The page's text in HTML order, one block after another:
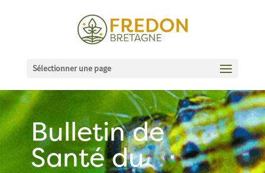
Sélectionner une page
Bulletin de
Santé du